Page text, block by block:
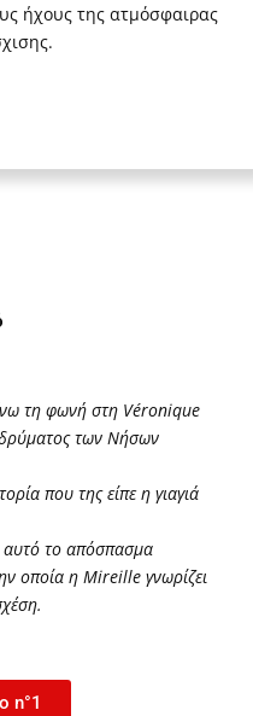
ήχους της ατμόσφαιρας
τη φωνή στη Véronique
των Νήσων
που της είπε η γιαγιά
αυτό το απόσπασμα
οποία η Mireille γνωρίζει
n°1